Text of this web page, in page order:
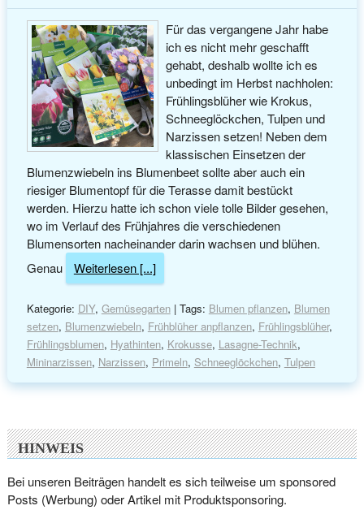
Für das vergangene Jahr habe
ich es nicht mehr geschafft
gehabt, deshalb wollte ich es
unbedingt im Herbst nachholen:
Frühlingsblüher wie Krokus,
Schneeglöckchen, Tulpen und
Narzissen setzen! Neben dem
klassischen Einsetzen der
Blumenzwiebeln ins Blumenbeet sollte aber auch ein
riesiger Blumentopf für die Terasse damit bestückt
werden. Hierzu hatte ich schon viele tolle Bilder gesehen,
wo im Verlauf des Frühjahres die verschiedenen
Blumensorten nacheinander darin wachsen und blühen.
Genau
Weiterlesen [...]
Kategorie: DIY, Gemüsegarten| Tags: Blumen pflanzen, Blumen
setzen, Blumenzwiebeln, Frühblüher anpflanzen, Frühlingsblüher,
Frühlingsblumen, Hyathinten, Krokusse, Lasagne-Technik,
Mininarzissen, Narzissen, Primeln, Schneeglöckchen, Tulpen
HINWEIS
Bei unseren Beiträgen handelt es sich teilweise um sponsored
Posts (Werbung) oder Artikel mit Produktsponsoring.